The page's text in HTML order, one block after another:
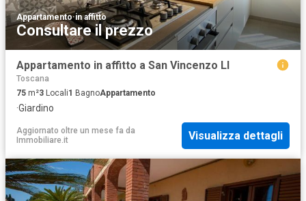
Appartamento·in affitto
Consultare il prezzo
Appartamento in affitto a San Vincenzo LI
Toscana
75 m²3 Locali1 BagnoAppartamento
·Giardino
Aggiornato oltre un mese fa da
Immobiliare.it
Visualizza dettagli